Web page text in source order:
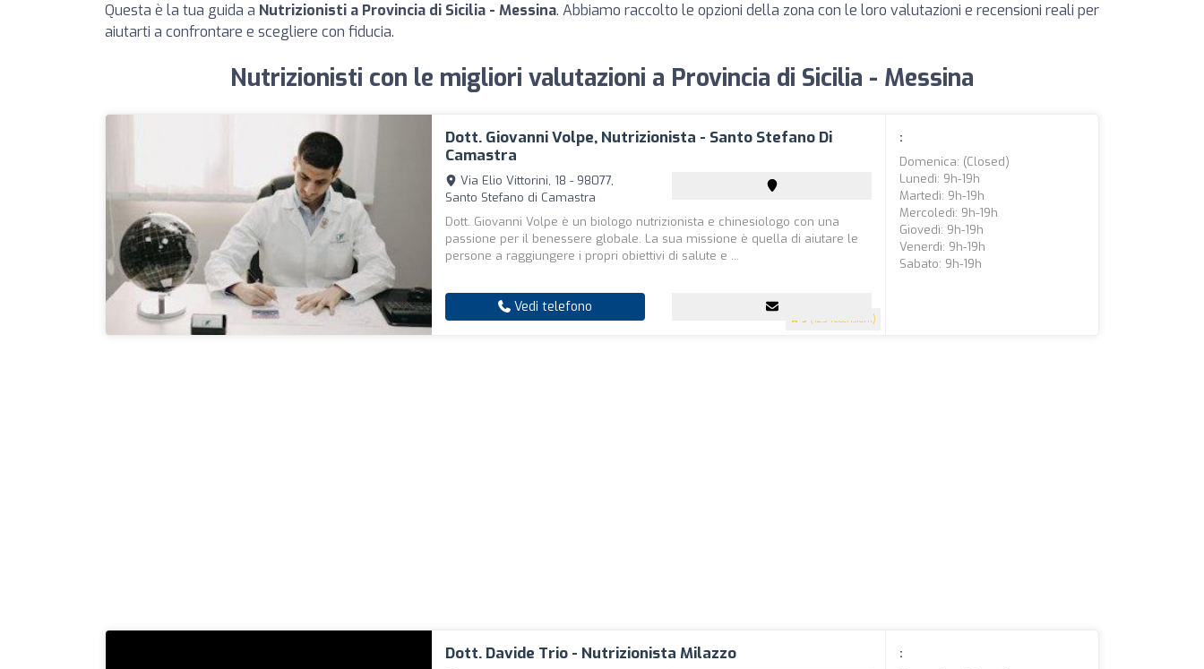
Questa è la tua guida a Nutrizionisti a Provincia di Sicilia - Messina. Abbiamo raccolto le opzioni della zona con le loro valutazioni e recensioni reali per
aiutarti a confrontare e scegliere con fiducia.
Nutrizionisti con le migliori valutazioni a Provincia di Sicilia - Messina
Dott. Giovanni Volpe, Nutrizionista - Santo Stefano Di
Camastra
5 (123 recensioni)
Via Elio Vittorini, 18 - 98077,
Santo Stefano di Camastra
Dott. Giovanni Volpe è un biologo nutrizionista e chinesiologo con una
passione per il benessere globale. La sua missione è quella di aiutare le
persone a raggiungere i propri obiettivi di salute e ...
Vedi telefono
:
Domenica: (closed)
Lunedì: 9h-19h
Martedì: 9h-19h
Mercoledì: 9h-19h
Giovedì: 9h-19h
Venerdì: 9h-19h
Sabato: 9h-19h
Dott. Davide Trio - Nutrizionista Milazzo
: